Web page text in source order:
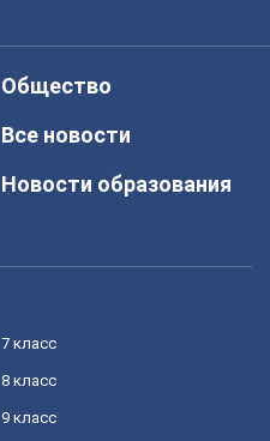
Общество
Все новости
Новости образования
7 класс
8 класс
9 класс